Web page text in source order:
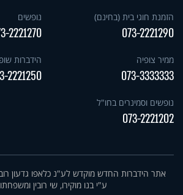
הזמנת חוגי בית (בחינם)
073-2221290
נופשים
2221270
ממיר צופיה
073-3333333
הידברות
2221250
נופשים וסמינרים בחו"ל
073-2221202
אתר הידברות החדש מוקדש לע"נ כלאפו גדעון
ע"י בנו מוקירו, שי רובין